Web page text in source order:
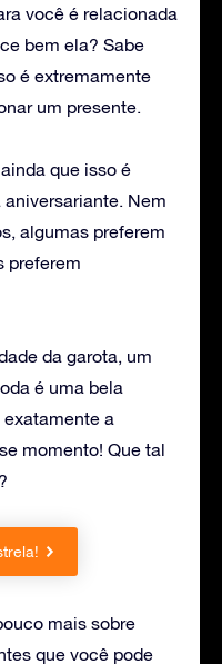
você é relacionada
bem ela? Sabe
é extremamente
um presente.
que isso é
Nem
algumas preferem
preferem
da garota, um
é uma bela
a
momento! Que tal
mais sobre
que você pode